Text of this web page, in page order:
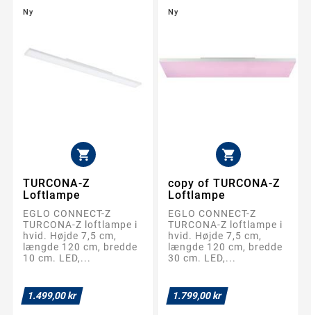
Ny

TURCONA-Z
Loftlampe
EGLO CONNECT-Z
TURCONA-Z loftlampe i
hvid. Højde 7,5 cm,
længde 120 cm, bredde
10 cm. LED,...
1.499,00 kr
Ny

copy of TURCONA-Z
Loftlampe
EGLO CONNECT-Z
TURCONA-Z loftlampe i
hvid. Højde 7,5 cm,
længde 120 cm, bredde
30 cm. LED,...
1.799,00 kr